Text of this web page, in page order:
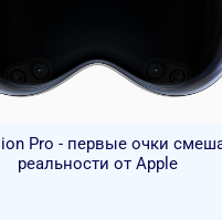
Pro - первые очки
реальности от Apple